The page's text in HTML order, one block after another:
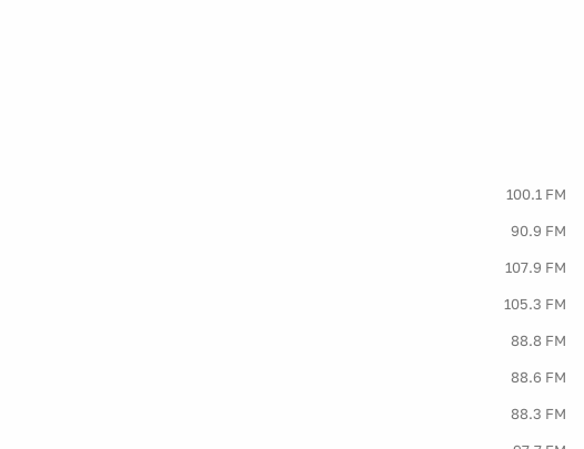
100.1 FM
90.9 FM
107.9 FM
105.3 FM
88.8 FM
88.6 FM
88.3 FM